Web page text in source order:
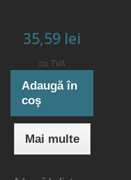
35,59 lei
cu TVA
Adaugă în
coş
Mai multe